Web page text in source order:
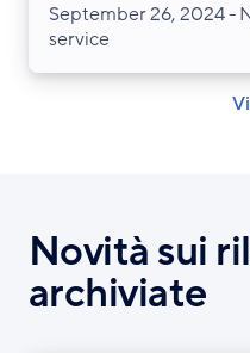
September 26, 2024 -
service
Novità sui
archiviate